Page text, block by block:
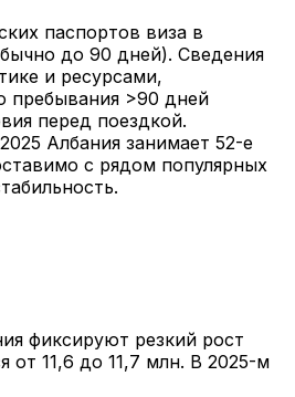
паспортов виза в
до 90 дней). Сведения
и ресурсами,
пребывания >90 дней
перед поездкой.
Албания занимает 52-е
с рядом популярных
фиксируют резкий рост
от 11,6 до 11,7 млн. В 2025-м